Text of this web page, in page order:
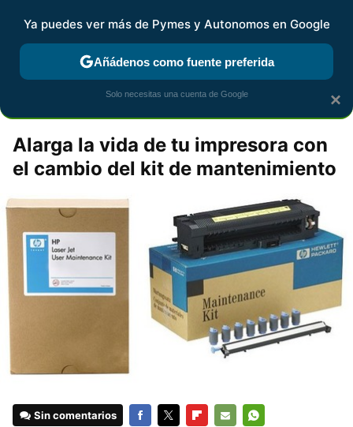
marca que se menciona +info
espaciohp
Alarga la vida de tu impresora con
el cambio del kit de mantenimiento
Sin comentarios
×
Ya puedes ver más de Pymes y Autonomos en Google
Añádenos como fuente preferida
Solo necesitas una cuenta de Google